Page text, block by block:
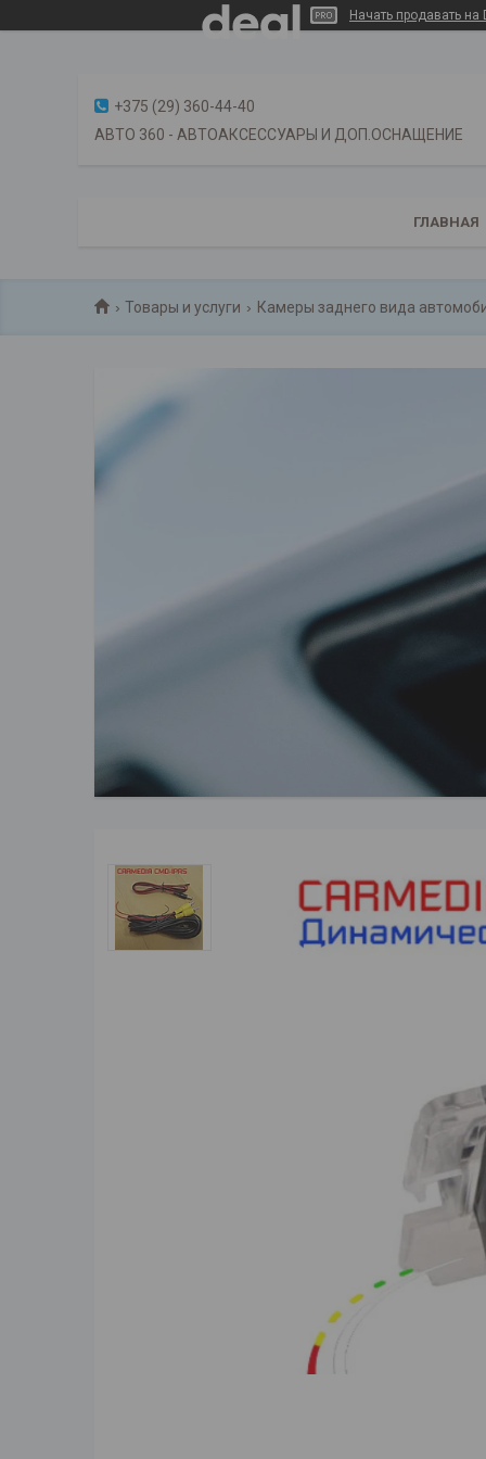
Начать продавать на
+375 (29) 360-44-40
АВТО 360 - АВТОАКСЕССУАРЫ И ДОП.ОСНАЩЕНИЕ
ГЛАВНАЯ
Товары и услуги Камеры заднего вида